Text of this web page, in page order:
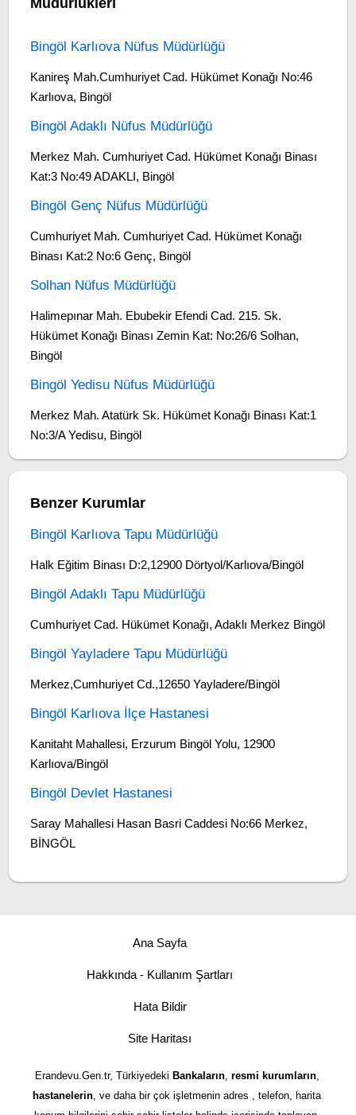
Müdürlükleri
Bingöl Karlıova Nüfus Müdürlüğü
Kanireş Mah.Cumhuriyet Cad. Hükümet Konağı No:46
Karlıova, Bingöl
Bingöl Adaklı Nüfus Müdürlüğü
Merkez Mah. Cumhuriyet Cad. Hükümet Konağı Binası
Kat:3 No:49 ADAKLI, Bingöl
Bingöl Genç Nüfus Müdürlüğü
Cumhuriyet Mah. Cumhuriyet Cad. Hükümet Konağı
Binası Kat:2 No:6 Genç, Bingöl
Solhan Nüfus Müdürlüğü
Halimepınar Mah. Ebubekir Efendi Cad. 215. Sk.
Hükümet Konağı Binası Zemin Kat: No:26/6 Solhan,
Bingöl
Bingöl Yedisu Nüfus Müdürlüğü
Merkez Mah. Atatürk Sk. Hükümet Konağı Binası Kat:1
No:3/A Yedisu, Bingöl
Benzer Kurumlar
Bingöl Karlıova Tapu Müdürlüğü
Halk Eğitim Binası D:2,12900 Dörtyol/Karlıova/Bingöl
Bingöl Adaklı Tapu Müdürlüğü
Cumhuriyet Cad. Hükümet Konağı, Adaklı Merkez Bingöl
Bingöl Yayladere Tapu Müdürlüğü
Merkez,Cumhuriyet Cd.,12650 Yayladere/Bingöl
Bingöl Karlıova İlçe Hastanesi
Kanitaht Mahallesi, Erzurum Bingöl Yolu, 12900
Karlıova/Bingöl
Bingöl Devlet Hastanesi
Saray Mahallesi Hasan Basri Caddesi No:66 Merkez,
BİNGÖL
Ana Sayfa
Hakkında - Kullanım Şartları
Hata Bildir
Site Haritası
Erandevu.Gen.tr, Türkiyedeki Bankaların, resmi kurumların,
hastanelerin, ve daha bir çok işletmenin adres , telefon, harita